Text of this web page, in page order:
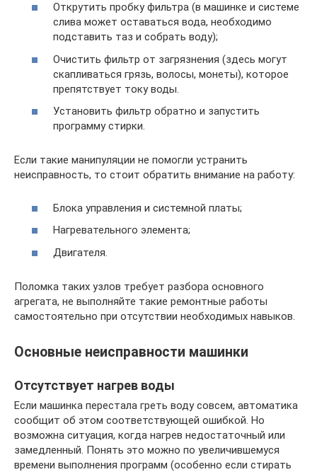
Открутить пробку фильтра (в машинке и системе
слива может оставаться вода, необходимо
подставить таз и собрать воду);
Очистить фильтр от загрязнения (здесь могут
скапливаться грязь, волосы, монеты), которое
препятствует току воды.
Установить фильтр обратно и запустить
программу стирки.
Если такие манипуляции не помогли устранить
неисправность, то стоит обратить внимание на работу:
Блока управления и системной платы;
Нагревательного элемента;
Двигателя.
Поломка таких узлов требует разбора основного
агрегата, не выполняйте такие ремонтные работы
самостоятельно при отсутствии необходимых навыков.
Основные неисправности машинки
Отсутствует нагрев воды
Если машинка перестала греть воду совсем, автоматика
сообщит об этом соответствующей ошибкой. Но
возможна ситуация, когда нагрев недостаточный или
замедленный. Понять это можно по увеличившемуся
времени выполнения программ (особенно если стирать